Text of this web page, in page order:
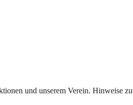
und unserem Verein.